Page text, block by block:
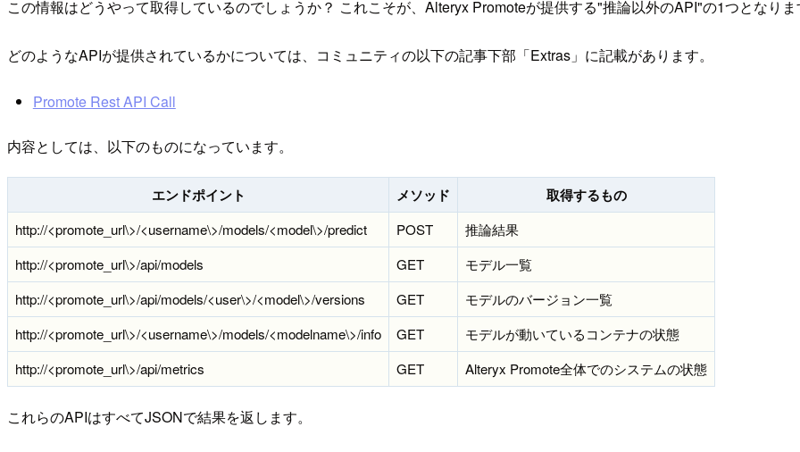
この情報はどうやって取得しているのでしょうか？ これこそが、Alteryx Promoteが提供する"推論以外のAPI"の1つとなり
どのようなAPIが提供されているかについては、コミュニティの以下の記事下部「Extras」に記載があります。
Promote Rest API Call
内容としては、以下のものになっています。
エンドポイント メソッド 取得するもの
http://<promote_url\>/<username\>/models/<model\>/predict POST
推論結果
http://<promote_url\>/api/models
GET
モデル一覧
http://<promote_url\>/api/models/<user\>/<model\>/versions
GET
モデルのバージョン一覧
http://<promote_url\>/<username\>/models/<modelname\>/info
GET
モデルが動いているコンテナの状態
http://<promote_url\>/api/metrics
GET Alteryx Promote全体でのシステムの状態
これらのAPIはすべてJSONで結果を返します。